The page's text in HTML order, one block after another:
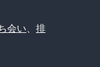
会い 排